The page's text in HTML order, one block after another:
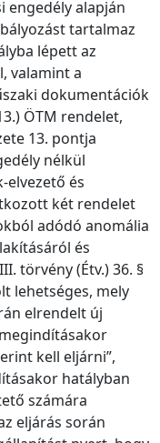
engedély alapján
tartalmaz
lépett az
valamint a
dokumentációk
ÖTM rendelet,
13. pontja
nélkül
elvezető és
két rendelet
adódó anomália
és
törvény (Étv.) 36. §
lehetséges, mely
elrendelt új
kell eljárni”,
hatályban
számára
eljárás során